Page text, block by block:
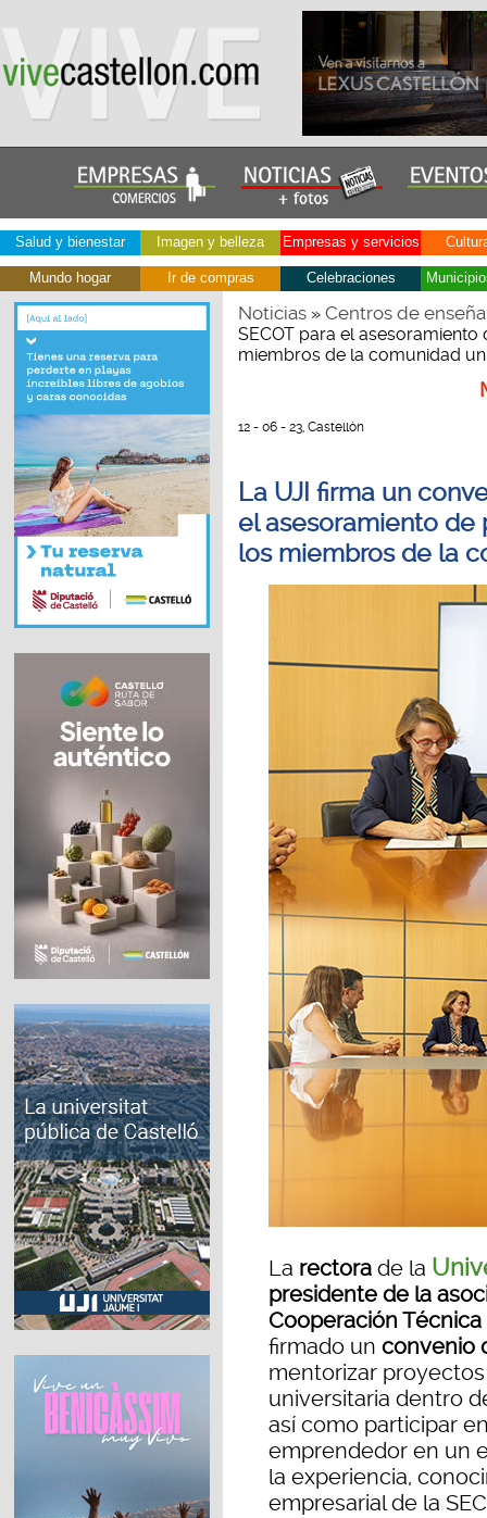
Salud y bienestar Imagen y belleza Empresas y servicios
Mundo hogar Ir de compras Celebraciones
Noticias» Centros de
SECOT para el
miembros de la comunidad
12 - 06 - 23, Castellón
La UJI firma un
el asesoramiento
los miembros de la
La rectora de la
presidente de la
Cooperación Técnica
firmado un convenio
mentorizar
universitaria dentro
así como participar
emprendedor en un
la experiencia,
empresarial de la